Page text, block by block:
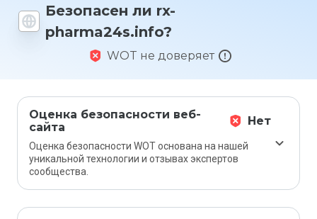
Безопасен ли rx-
pharma24s.info?
WOT не доверяет
Оценка безопасности веб-
сайта
Нет
Оценка безопасности WOT основана на нашей
уникальной технологии и отзывах экспертов
сообщества.
1 до 5?